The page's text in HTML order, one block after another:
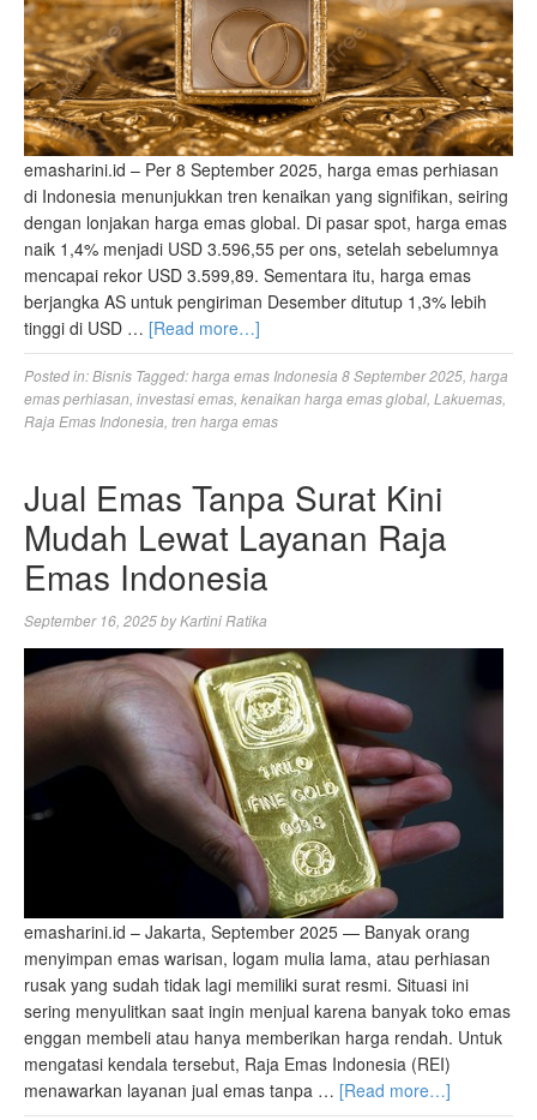
emasharini.id – Per 8 September 2025, harga emas perhiasan
di Indonesia menunjukkan tren kenaikan yang signifikan, seiring
dengan lonjakan harga emas global. Di pasar spot, harga emas
naik 1,4% menjadi USD 3.596,55 per ons, setelah sebelumnya
mencapai rekor USD 3.599,89. Sementara itu, harga emas
berjangka AS untuk pengiriman Desember ditutup 1,3% lebih
tinggi di USD … [Read more…]
Posted in:Bisnis Tagged:harga emas Indonesia 8 September 2025, harga
emas perhiasan, investasi emas, kenaikan harga emas global, Lakuemas,
Raja Emas Indonesia, tren harga emas
Jual Emas Tanpa Surat Kini
Mudah Lewat Layanan Raja
Emas Indonesia
September 16, 2025byKartini Ratika
emasharini.id – Jakarta, September 2025 — Banyak orang
menyimpan emas warisan, logam mulia lama, atau perhiasan
rusak yang sudah tidak lagi memiliki surat resmi. Situasi ini
sering menyulitkan saat ingin menjual karena banyak toko emas
enggan membeli atau hanya memberikan harga rendah. Untuk
mengatasi kendala tersebut, Raja Emas Indonesia (REI)
menawarkan layanan jual emas tanpa … [Read more…]